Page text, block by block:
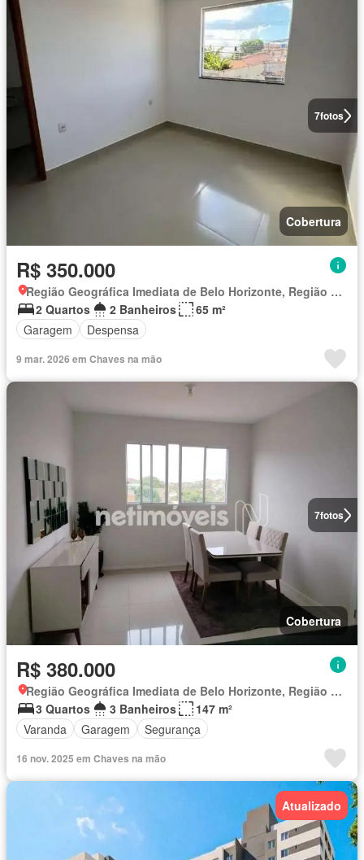
7fotos
Cobertura
R$ 350.000
Região Geográfica Imediata de Belo Horizonte, Região Metropolitana de Belo Horizonte
2 Quartos
2 Banheiros
65 m²
Garagem
Despensa
9 mar. 2026 em Chaves na mão
7fotos
Cobertura
R$ 380.000
Região Geográfica Imediata de Belo Horizonte, Região Metropolitana de Belo Horizonte
3 Quartos
3 Banheiros
147 m²
Varanda
Garagem Segurança
16 nov. 2025 em Chaves na mão
Atualizado